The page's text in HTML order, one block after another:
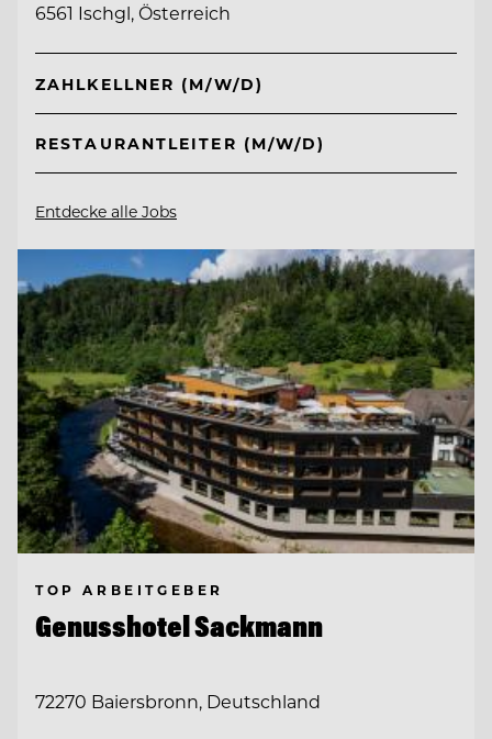
6561 Ischgl, Österreich
ZAHLKELLNER (M/W/D)
RESTAURANTLEITER (M/W/D)
Entdecke alle Jobs
TOP ARBEITGEBER
Genusshotel Sackmann
72270 Baiersbronn, Deutschland